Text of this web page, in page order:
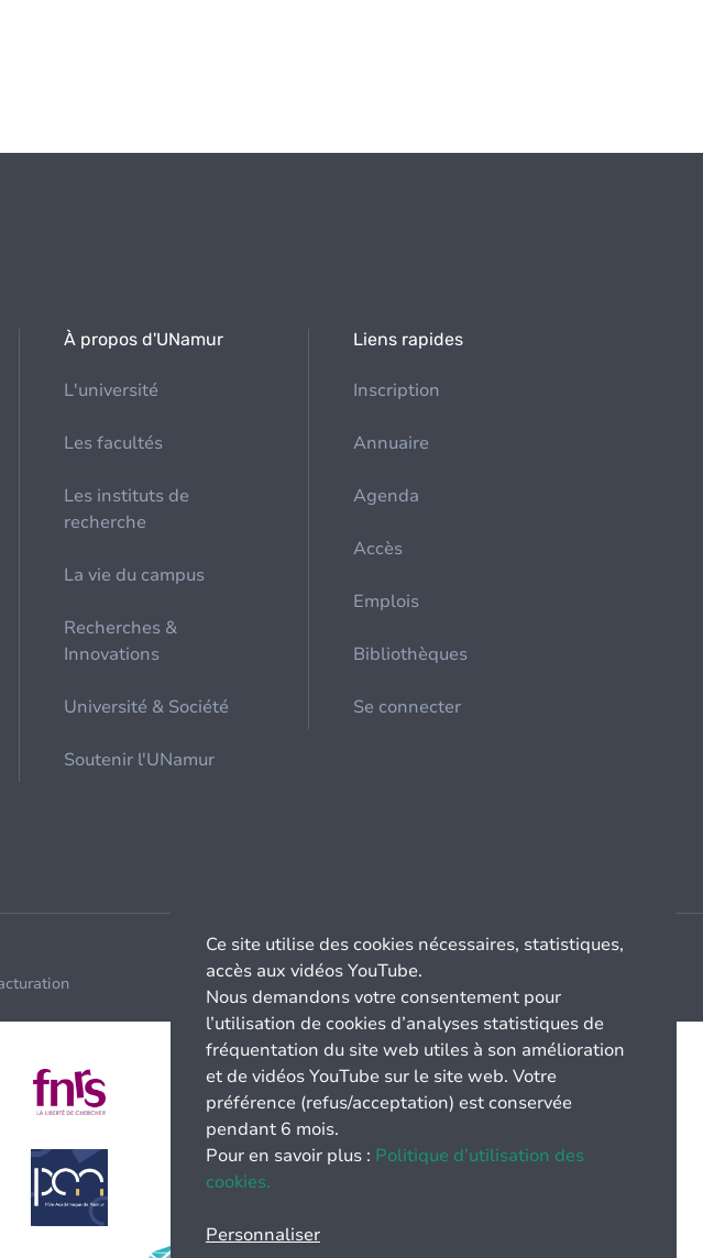
À propos d'UNamur
L'université
Les facultés
Les instituts de
recherche
La vie du campus
Recherches &
Innovations
Université & Société
Soutenir l'UNamur
Liens rapides
Inscription
Annuaire
Agenda
Accès
Emplois
Bibliothèques
Se connecter
Ce site utilise des cookies nécessaires, statistiques,
accès aux vidéos YouTube.
Nous demandons votre consentement pour
l’utilisation de cookies d’analyses statistiques de
fréquentation du site web utiles à son amélioration
et de vidéos YouTube sur le site web. Votre
préférence (refus/acceptation) est conservée
pendant 6 mois.
Pour en savoir plus : Politique d’utilisation des
cookies.
Personnaliser